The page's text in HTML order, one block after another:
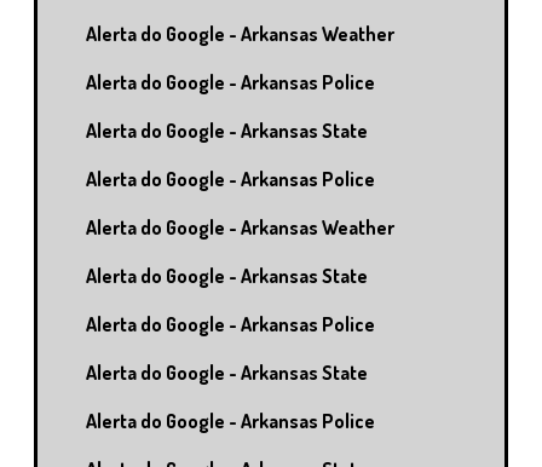
Alerta do Google - Arkansas Weather
Alerta do Google - Arkansas Police
Alerta do Google - Arkansas State
Alerta do Google - Arkansas Police
Alerta do Google - Arkansas Weather
Alerta do Google - Arkansas State
Alerta do Google - Arkansas Police
Alerta do Google - Arkansas State
Alerta do Google - Arkansas Police